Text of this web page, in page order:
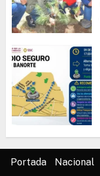
Portada Nacional